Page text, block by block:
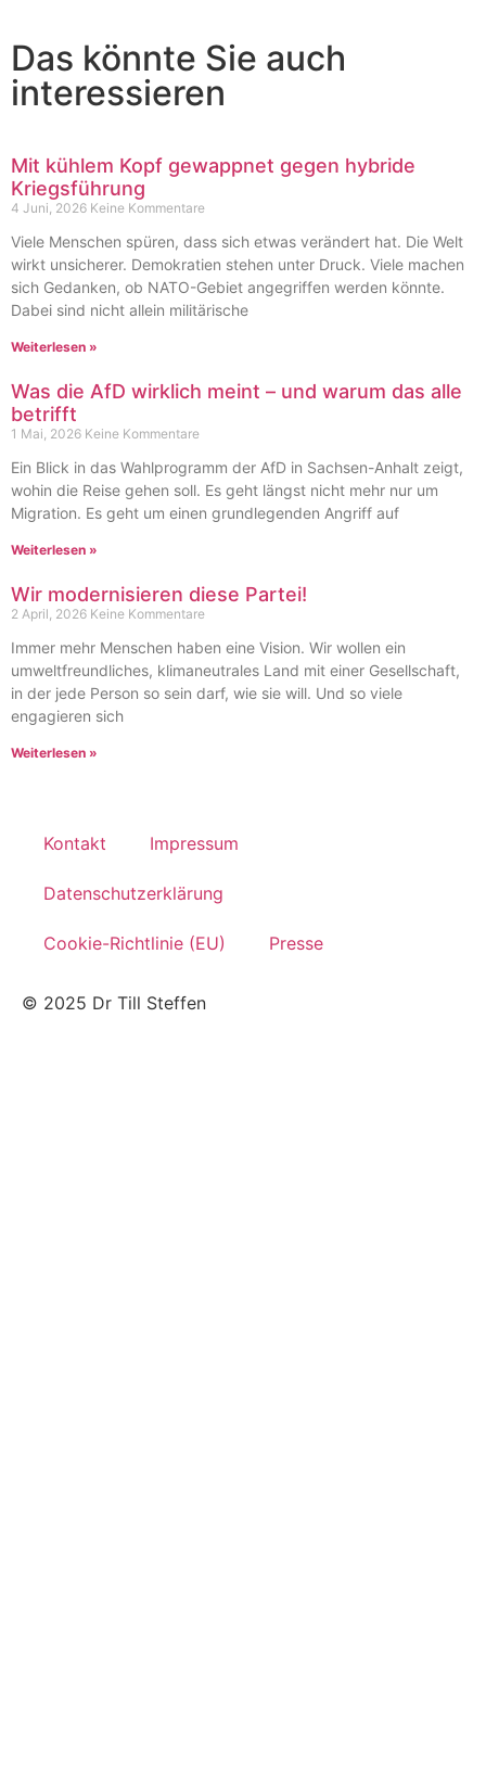
Das könnte Sie auch
interessieren
Mit kühlem Kopf gewappnet gegen hybride
Kriegsführung
4 Juni, 2026 Keine Kommentare
Viele Menschen spüren, dass sich etwas verändert hat. Die Welt
wirkt unsicherer. Demokratien stehen unter Druck. Viele machen
sich Gedanken, ob NATO-Gebiet angegriffen werden könnte.
Dabei sind nicht allein militärische
Weiterlesen »
Was die AfD wirklich meint – und warum das alle
betrifft
1 Mai, 2026 Keine Kommentare
Ein Blick in das Wahlprogramm der AfD in Sachsen-Anhalt zeigt,
wohin die Reise gehen soll. Es geht längst nicht mehr nur um
Migration. Es geht um einen grundlegenden Angriff auf
Weiterlesen »
Wir modernisieren diese Partei!
2 April, 2026 Keine Kommentare
Immer mehr Menschen haben eine Vision. Wir wollen ein
umweltfreundliches, klimaneutrales Land mit einer Gesellschaft,
in der jede Person so sein darf, wie sie will. Und so viele
engagieren sich
Weiterlesen »
Kontakt Impressum
Datenschutzerklärung
Cookie-Richtlinie (EU) Presse
© 2025 Dr Till Steffen